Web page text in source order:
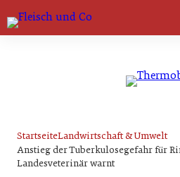
Marktführer
StartseiteLandwirtschaft & Umwelt
Anstieg der Tuberkulosegefahr für
Landesveterinär warnt